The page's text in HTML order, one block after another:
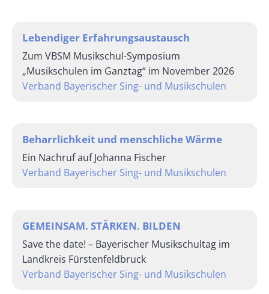
Lebendiger Erfahrungsaustausch
Zum VBSM Musikschul-Symposium
„Musikschulen im Ganztag“ im November 2026
Verband Bayerischer Sing- und Musikschulen
Beharrlichkeit und menschliche Wärme
Ein Nachruf auf Johanna Fischer
Verband Bayerischer Sing- und Musikschulen
GEMEINSAM. STÄRKEN. BILDEN
Save the date! – Bayerischer Musikschultag im
Landkreis Fürstenfeldbruck
Verband Bayerischer Sing- und Musikschulen